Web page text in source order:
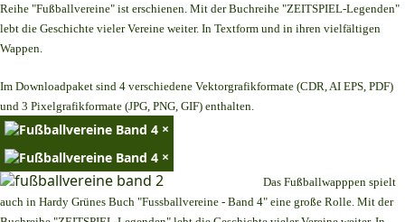
Reihe "Fußballvereine" ist erschienen. Mit der Buchreihe "ZEITSPIEL-Legenden"
lebt die Geschichte vieler Vereine weiter. In Textform und in ihren vielfältigen
Wappen.
Im Downloadpaket sind 4 verschiedene Vektorgrafikformate (CDR, AI EPS, PDF)
und 3 Pixelgrafikformate (JPG, PNG, GIF) enthalten.
×
×
Das Fußballwapppen spielt
auch in Hardy Grünes Buch "Fussballvereine - Band 4" eine große Rolle. Mit der